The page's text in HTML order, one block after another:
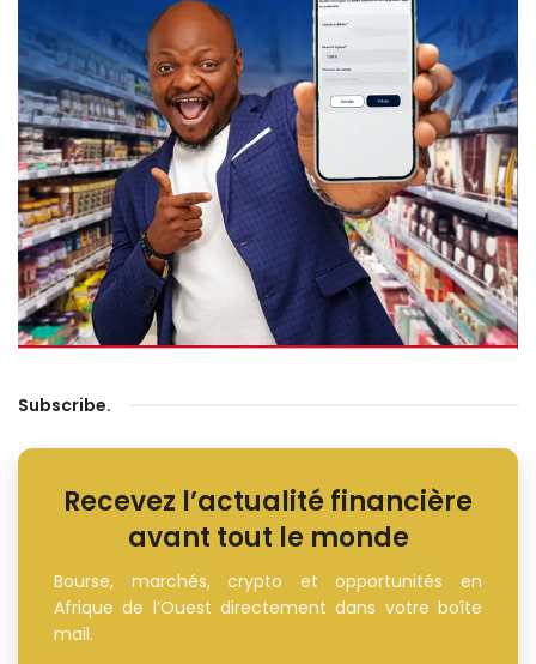
Subscribe.
Recevez l’actualité financière
avant tout le monde
Bourse, marchés, crypto et opportunités en
Afrique de l’Ouest directement dans votre boîte
mail.